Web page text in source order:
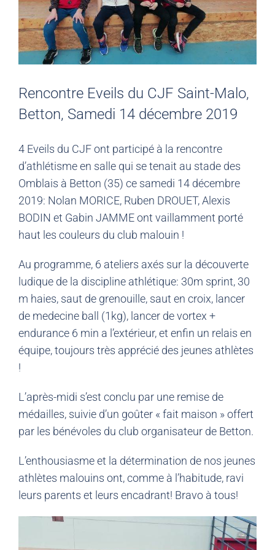
Rencontre Eveils du CJF Saint-Malo,
Betton, Samedi 14 décembre 2019
4 Eveils du CJF ont participé à la rencontre
d’athlétisme en salle qui se tenait au stade des
Omblais à Betton (35) ce samedi 14 décembre
2019: Nolan MORICE, Ruben DROUET, Alexis
BODIN et Gabin JAMME ont vaillamment porté
haut les couleurs du club malouin !
Au programme, 6 ateliers axés sur la découverte
ludique de la discipline athlétique: 30m sprint, 30
m haies, saut de grenouille, saut en croix, lancer
de medecine ball (1kg), lancer de vortex +
endurance 6 min a l’extérieur, et enfin un relais en
équipe, toujours très apprécié des jeunes athlètes
!
L’après-midi s’est conclu par une remise de
médailles, suivie d’un goûter « fait maison » offert
par les bénévoles du club organisateur de Betton.
L’enthousiasme et la détermination de nos jeunes
athlètes malouins ont, comme à l’habitude, ravi
leurs parents et leurs encadrant! Bravo à tous!